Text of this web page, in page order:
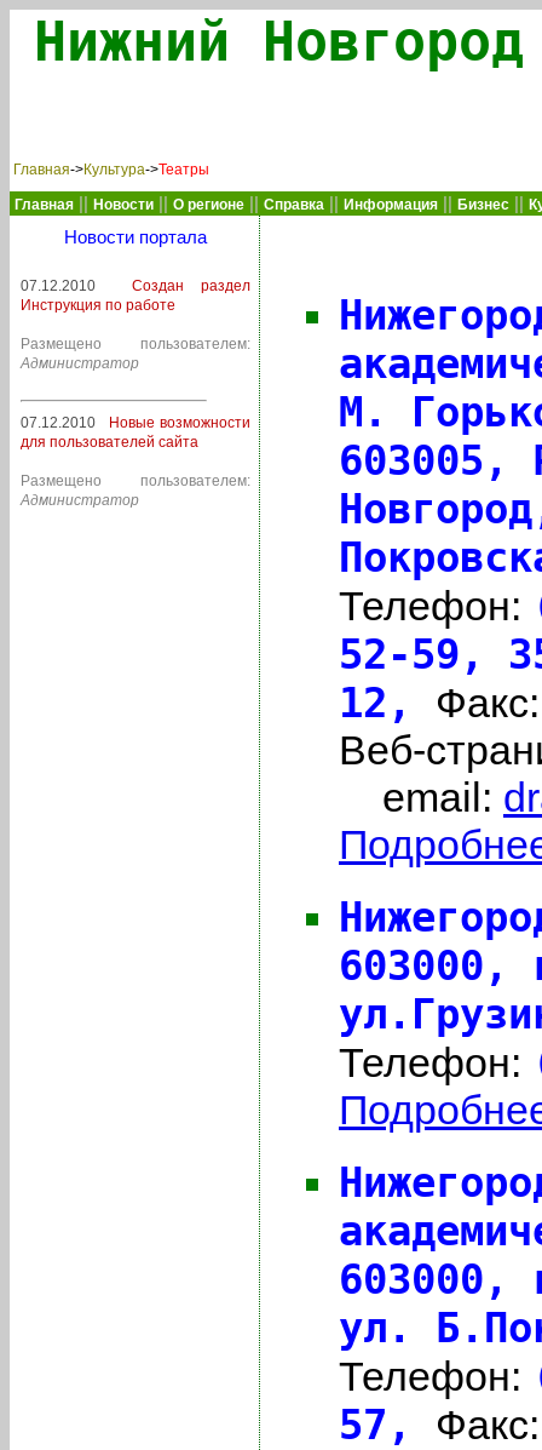
Нижний
М.
603005,
Телефон:
52-59,
12,
Веб-
email:
603000,
Телефон:
603000,
ул.
Телефон:
57,
Главная->Культура->Театры
Главная Новости О регионе Справка Информация Бизнес
Новости портала
07.12.2010
Создан раздел
Инструкция по работе
Размещено пользователем:
Администратор
07.12.2010
Новые возможности
для пользователей сайта
Размещено пользователем:
Администратор